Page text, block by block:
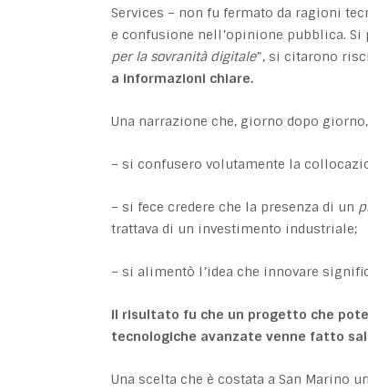
Services – non fu fermato da ragioni
e confusione nell’opinione pubblica. Si
per la sovranità digitale”, si citarono
a informazioni chiare.
Una narrazione che, giorno dopo
– si confusero volutamente la
– si fece credere che la presenza di un
trattava di un investimento industriale;
– si alimentò l’idea che innovare
Il risultato fu che un progetto che
tecnologiche avanzate venne fatto
Una scelta che è costata a San Marino